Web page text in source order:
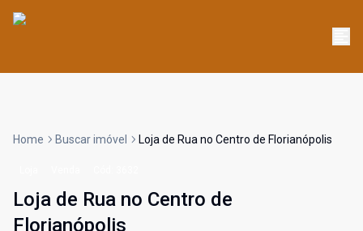
Home Buscar imóvel Loja de Rua no Centro de Florianópolis
Loja de Rua no Centro de
Florianópolis